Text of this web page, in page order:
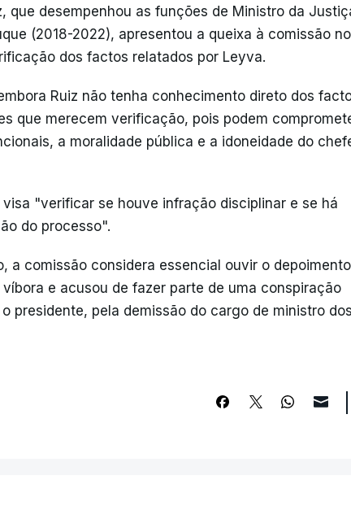
que desempenhou as funções de Ministro da
(2018-2022), apresentou a queixa à comissão no
dos factos relatados por Leyva.
Ruiz não tenha conhecimento direto dos
que merecem verificação, pois podem
a moralidade pública e a idoneidade do
"verificar se houve infração disciplinar e se há
do processo".
a comissão considera essencial ouvir o
e acusou de fazer parte de uma conspiração
presidente, pela demissão do cargo de ministro dos